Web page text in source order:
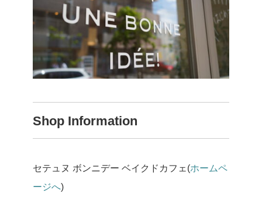
Shop Information
セテュヌ ボンニデー ベイクドカフェ(ホームペ
ージへ)